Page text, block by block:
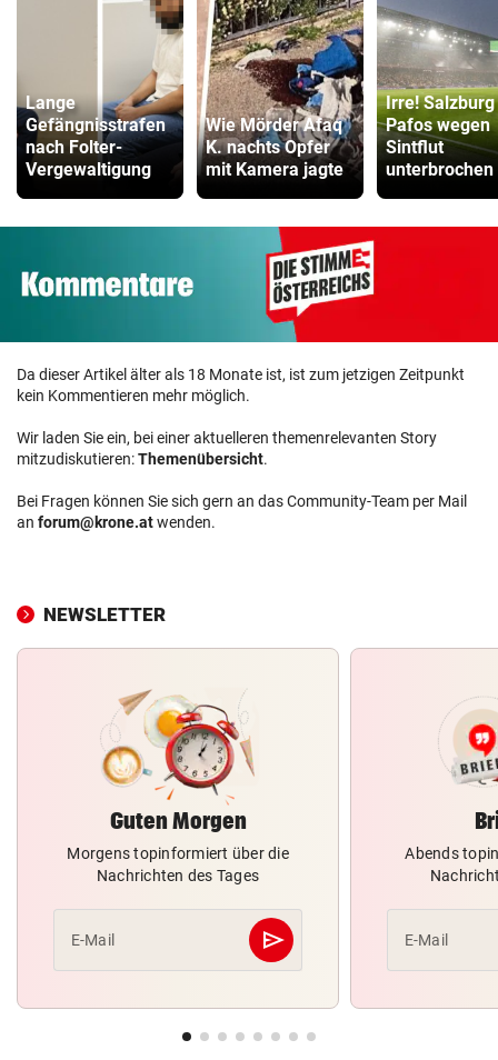
Lange
Gefängnisstrafen
nach Folter-
Vergewaltigung
Wie Mörder Afaq
K. nachts Opfer
mit Kamera jagte
Irre!
Pafos wegen
Sintflut
unterbrochen
Da dieser Artikel älter als 18 Monate ist, ist zum jetzigen Zeitpunkt
kein Kommentieren mehr möglich.
Wir laden Sie ein, bei einer aktuelleren themenrelevanten Story
mitzudiskutieren:Themenübersicht.
Bei Fragen können Sie sich gern an das Community-Team per Mail
an forum@krone.atwenden.
NEWSLETTER
Guten Morgen
Morgens topinformiert über die
Nachrichten des Tages
E-Mail send
Abschicken
Abends
E-Mail